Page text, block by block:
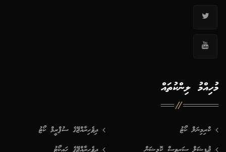
މުހިއްމު ލިންކުތައް
ދިވެހިރާއްޖޭގެ ސުޕްރީމް ކޯޓު
ކްރިމިނަލް ކޯޓު